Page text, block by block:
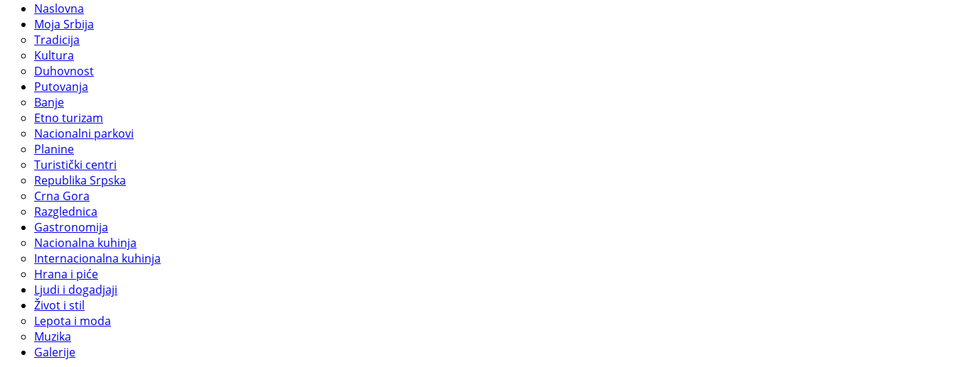
Naslovna
Moja Srbija
Tradicija
Kultura
Duhovnost
Putovanja
Banje
Etno turizam
Nacionalni parkovi
Planine
Turistički centri
Republika Srpska
Crna Gora
Razglednica
Gastronomija
Nacionalna kuhinja
Internacionalna kuhinja
Hrana i piće
Ljudi i dogadjaji
Život i stil
Lepota i moda
Muzika
Galerije